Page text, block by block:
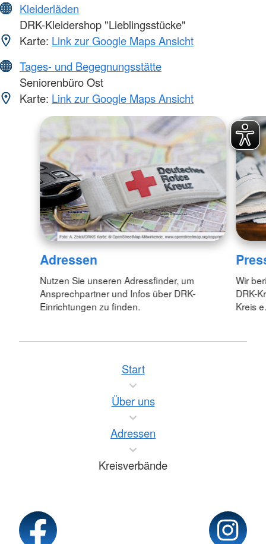
Kleiderläden
DRK-Kleidershop "Lieblingsstücke"
Karte: Link zur Google Maps Ansicht
Tages- und Begegnungsstätte
Seniorenbüro Ost
Karte: Link zur Google Maps Ansicht
Adressen
Nutzen Sie unseren Adressfinder, um
Ansprechpartner und Infos über DRK-
Einrichtungen zu finden.
Wir
DRK-
Kreis
Start
Über uns
Adressen
Kreisverbände